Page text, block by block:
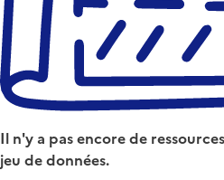
Il n'y a pas encore de
jeu de données.